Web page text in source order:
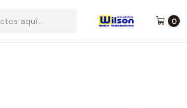
0
Buga, Rozo, Zarzal La Unión